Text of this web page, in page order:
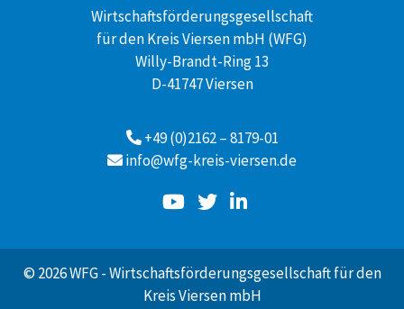
Wirtschaftsförderungsgesellschaft
für den Kreis Viersen mbH (WFG)
Willy-Brandt-Ring 13
D-41747 Viersen
+49 (0)2162 – 8179-01
info@wfg-kreis-viersen.de
© 2026 WFG - Wirtschaftsförderungsgesellschaft für den
Kreis Viersen mbH